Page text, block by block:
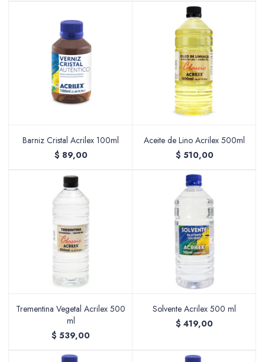
Barniz Cristal Acrilex 100ml
$ 89,00
Aceite de Lino Acrilex 500ml
$ 510,00
Trementina Vegetal Acrilex 500
ml
$ 539,00
Solvente Acrilex 500 ml
$ 419,00